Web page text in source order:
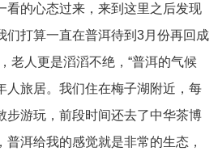
看的心态过来，来到这里之后发现
们打算一直在普洱待到3月份再回成
老人更是滔滔不绝，“普洱的气候
人旅居。我们住在梅子湖附近，每
步游玩，前段时间还去了中华茶博
洱给我的感觉就是非常的生态，